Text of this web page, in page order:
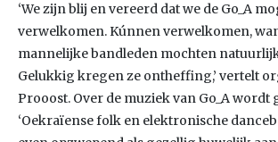
‘We zijn blij en vereerd dat we de Go_A
verwelkomen. Kúnnen verwelkomen,
mannelijke bandleden mochten
Gelukkig kregen ze ontheffing,’ vertelt
Prooost. Over de muziek van Go_A wordt
‘Oekraïense folk en elektronische